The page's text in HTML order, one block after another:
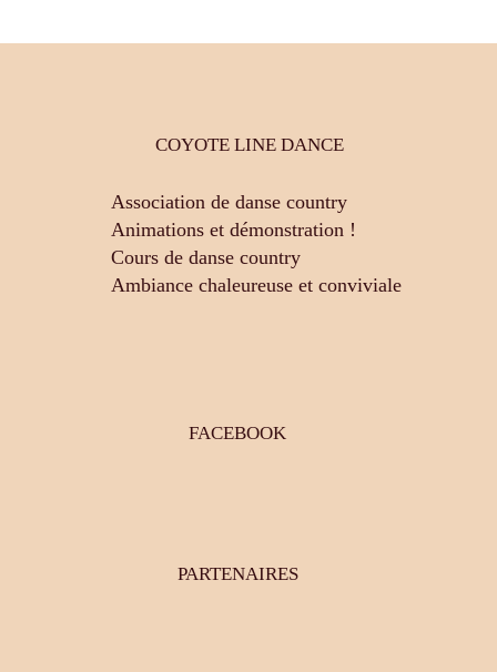
COYOTE LINE DANCE
Association de danse country
Animations et démonstration !
Cours de danse country
Ambiance chaleureuse et conviviale
FACEBOOK
PARTENAIRES